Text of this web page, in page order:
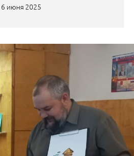
6 июня 2025